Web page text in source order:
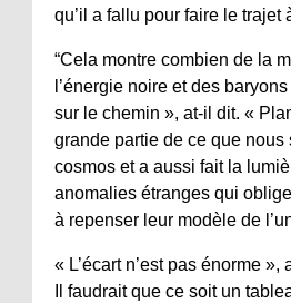
qu’il a fallu pour faire le trajet
“Cela montre combien de la
l’énergie noire et des
sur le chemin », at-il dit. «
grande partie de ce que nous
cosmos et a aussi fait la
anomalies étranges qui
à repenser leur modèle de
« L’écart n’est pas énorme
Il faudrait que ce soit un